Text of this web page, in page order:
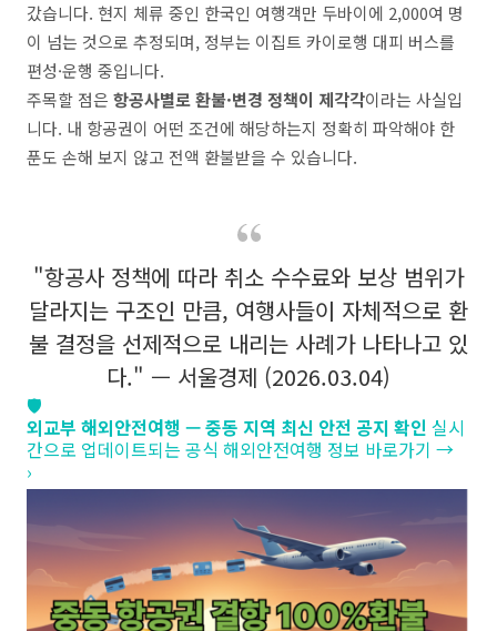
갔습니다. 현지 체류 중인 한국인 여행객만 두바이에 2,000여 명
이 넘는 것으로 추정되며, 정부는 이집트 카이로행 대피 버스를
편성·운행 중입니다.
주목할 점은 항공사별로 환불·변경 정책이 제각각이라는 사실입
니다. 내 항공권이 어떤 조건에 해당하는지 정확히 파악해야 한
푼도 손해 보지 않고 전액 환불받을 수 있습니다.
"항공사 정책에 따라 취소 수수료와 보상 범위가
달라지는 구조인 만큼, 여행사들이 자체적으로 환
불 결정을 선제적으로 내리는 사례가 나타나고 있
다." — 서울경제 (2026.03.04)
🛡️
외교부 해외안전여행 — 중동 지역 최신 안전 공지 확인 실시
간으로 업데이트되는 공식 해외안전여행 정보 바로가기 →
›